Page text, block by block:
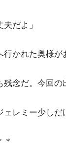
夫だよ」
行かれた奥様
残念だ。今回
ェレミー少しだ
＊